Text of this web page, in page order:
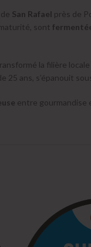
San Rafael près de
sont
la filière
25 ans, s’épanouit
entre gourmandise